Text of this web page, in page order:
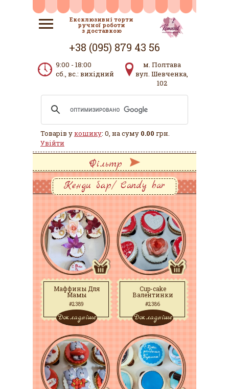
Ексклюзивні торти
ручної роботи
з доставкою
+38 (095) 879 43 56
9:00 - 18:00
сб., вс.: вихідний
м. Полтава
вул. Шевченка,
102
Товарів укошику: 0, на суму 0.00 грн.
Увійти
Фільтр
Кенди бар/ Candy bar
Маффины Для
Мамы
#2389
Докладніше
Cup-cake
Валентинки
#2386
Докладніше